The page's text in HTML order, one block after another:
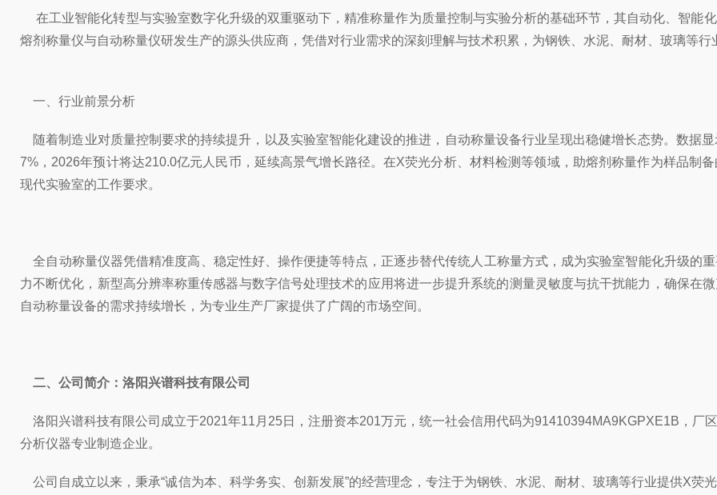
在工业智能化转型与实验室数字化升级的双重驱动下，精准称量作为质量控制与实验分析的基础环节，其自动化、智能
熔剂称量仪与自动称量仪研发生产的源头供应商，凭借对行业需求的深刻理解与技术积累，为钢铁、水泥、耐材、玻璃等
一、行业前景分析
随着制造业对质量控制要求的持续提升，以及实验室智能化建设的推进，自动称量设备行业呈现出稳健增长态势。数据
7%，2026年预计将达210.0亿元人民币，延续高景气增长路径。在X荧光分析、材料检测等领域，助熔剂称量作为样品制
现代实验室的工作要求。
全自动称量仪器凭借精准度高、稳定性好、操作便捷等特点，正逐步替代传统人工称量方式，成为实验室智能化升级的
力不断优化，新型高分辨率称重传感器与数字信号处理技术的应用将进一步提升系统的测量灵敏度与抗干扰能力，确保在
自动称量设备的需求持续增长，为专业生产厂家提供了广阔的市场空间。
二、公司简介：洛阳兴谱科技有限公司
洛阳兴谱科技有限公司成立于2021年11月25日，注册资本201万元，统一社会信用代码为91410394MA9KGPXE1B，厂
分析仪器专业制造企业。
公司自成立以来，秉承“诚信为本、科学务实、创新发展”的经营理念，专注于为钢铁、水泥、耐材、玻璃等行业提供X荧